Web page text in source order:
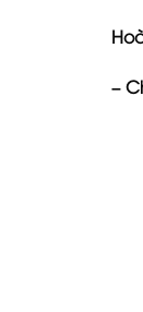
–